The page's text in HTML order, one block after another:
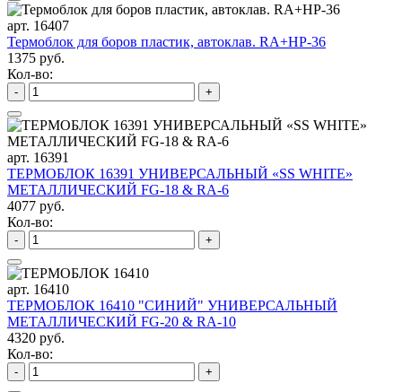
арт. 16407
Термоблок для боров пластик, автоклав. RA+HP-36
1375 руб.
Кол-во:
- +
арт. 16391
ТЕРМОБЛОК 16391 УНИВЕРСАЛЬНЫЙ «SS WHITE»
МЕТАЛЛИЧЕСКИЙ FG-18 & RA-6
4077 руб.
Кол-во:
- +
арт. 16410
ТЕРМОБЛОК 16410 "СИНИЙ" УНИВЕРСАЛЬНЫЙ
МЕТАЛЛИЧЕСКИЙ FG-20 & RA-10
4320 руб.
Кол-во:
- +